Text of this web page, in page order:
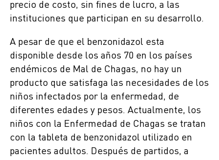
precio de costo, sin fines de lucro, a las
instituciones que participan en su desarrollo.
A pesar de que el benzonidazol esta
disponible desde los años 70 en los países
endémicos de Mal de Chagas, no hay un
producto que satisfaga las necesidades de los
niños infectados por la enfermedad, de
diferentes edades y pesos. Actualmente, los
niños con la Enfermedad de Chagas se tratan
con la tableta de benzonidazol utilizado en
pacientes adultos. Después de partidos, a